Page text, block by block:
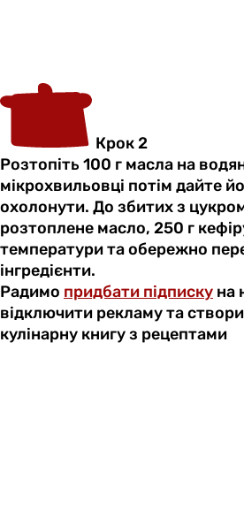
Крок 2
Розтопіть 100 г масла на
мікрохвильовці потім дайте
охолонути. До збитих з
розтоплене масло, 250 г
температури та обережно
інгредієнти.
Радимо придбати підписку на
відключити рекламу та
кулінарну книгу з рецептами